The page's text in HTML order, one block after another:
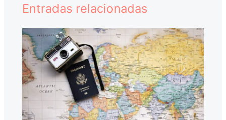
Entradas relacionadas